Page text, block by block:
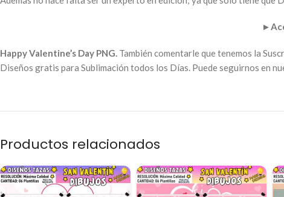
►
Happy Valentine’s Day PNG. También comentarle que tenemos la
Diseños gratis para Sublimación todos los Días. Puede seguirnos en
Productos relacionados